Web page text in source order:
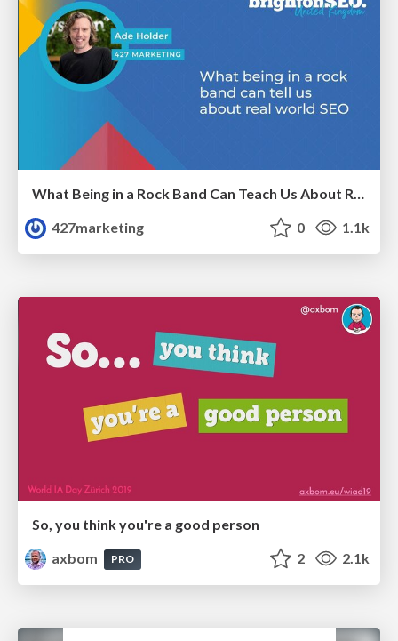
What Being in a Rock Band Can Teach Us About Real World SEO
427marketing
0 1.1k
So, you think you're a good person
axbom
PRO 2 2.1k